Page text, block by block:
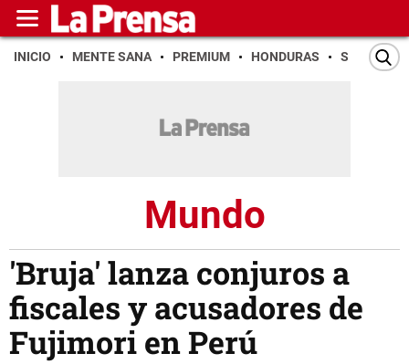
INICIO MENTE SANA PREMIUM HONDURAS SAN PEDRO
Mundo
'Bruja' lanza conjuros a
fiscales y acusadores de
Fujimori en Perú